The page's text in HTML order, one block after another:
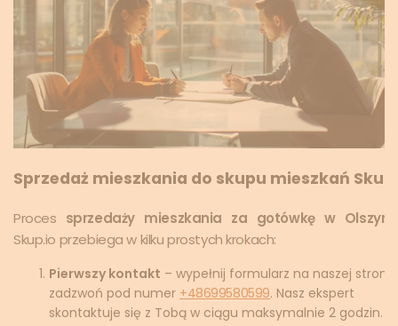
Sprzedaż mieszkania do skupu mieszkań
Proces sprzedaży mieszkania za gotówkę w
Skup.io przebiega w kilku prostych krokach:
Pierwszy kontakt – wypełnij formularz na naszej
zadzwoń pod numer +48699580599. Nasz ekspert
skontaktuje się z Tobą w ciągu maksymalnie 2 godzin.